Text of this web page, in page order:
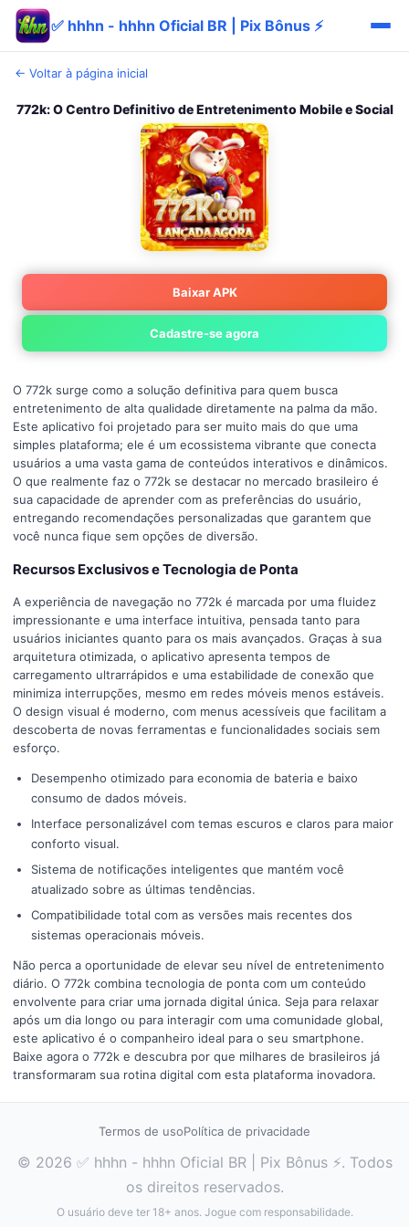
✅ hhhn - hhhn Oficial BR | Pix Bônus ⚡
← Voltar à página inicial
772k: O Centro Definitivo de Entretenimento Mobile e Social
Baixar APK
Cadastre-se agora
O 772k surge como a solução definitiva para quem busca
entretenimento de alta qualidade diretamente na palma da mão.
Este aplicativo foi projetado para ser muito mais do que uma
simples plataforma; ele é um ecossistema vibrante que conecta
usuários a uma vasta gama de conteúdos interativos e dinâmicos.
O que realmente faz o 772k se destacar no mercado brasileiro é
sua capacidade de aprender com as preferências do usuário,
entregando recomendações personalizadas que garantem que
você nunca fique sem opções de diversão.
Recursos Exclusivos e Tecnologia de Ponta
A experiência de navegação no 772k é marcada por uma fluidez
impressionante e uma interface intuitiva, pensada tanto para
usuários iniciantes quanto para os mais avançados. Graças à sua
arquitetura otimizada, o aplicativo apresenta tempos de
carregamento ultrarrápidos e uma estabilidade de conexão que
minimiza interrupções, mesmo em redes móveis menos estáveis.
O design visual é moderno, com menus acessíveis que facilitam a
descoberta de novas ferramentas e funcionalidades sociais sem
esforço.
Desempenho otimizado para economia de bateria e baixo
consumo de dados móveis.
Interface personalizável com temas escuros e claros para maior
conforto visual.
Sistema de notificações inteligentes que mantém você
atualizado sobre as últimas tendências.
Compatibilidade total com as versões mais recentes dos
sistemas operacionais móveis.
Não perca a oportunidade de elevar seu nível de entretenimento
diário. O 772k combina tecnologia de ponta com um conteúdo
envolvente para criar uma jornada digital única. Seja para relaxar
após um dia longo ou para interagir com uma comunidade global,
este aplicativo é o companheiro ideal para o seu smartphone.
Baixe agora o 772k e descubra por que milhares de brasileiros já
transformaram sua rotina digital com esta plataforma inovadora.
Termos de usoPolítica de privacidade
© 2026 ✅ hhhn - hhhn Oficial BR | Pix Bônus ⚡. Todos
os direitos reservados.
O usuário deve ter 18+ anos. Jogue com responsabilidade.